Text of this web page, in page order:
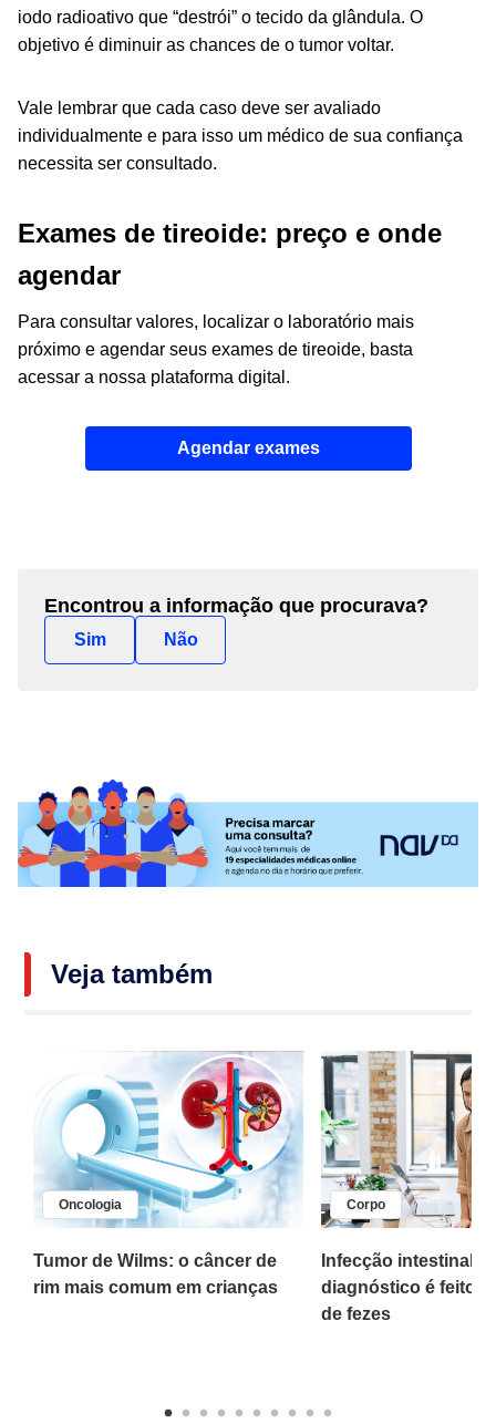
iodo radioativo que “destrói” o tecido da glândula. O
objetivo é diminuir as chances de o tumor voltar.
Vale lembrar que cada caso deve ser avaliado
individualmente e para isso um médico de sua confiança
necessita ser consultado.
Exames de tireoide: preço e onde
agendar
Para consultar valores, localizar o laboratório mais
próximo e agendar seus exames de tireoide, basta
acessar a nossa plataforma digital.
Agendar exames
Encontrou a informação que procurava?
Sim Não
Veja também
Oncologia
Tumor de Wilms: o câncer de
rim mais comum em crianças
Corpo
Infecção intestinal
diagnóstico é feito
de fezes